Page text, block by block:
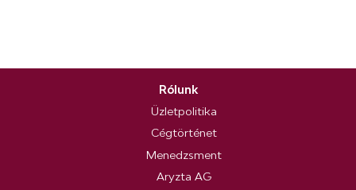
Rólunk
Üzletpolitika
Cégtörténet
Menedzsment
Aryzta AG